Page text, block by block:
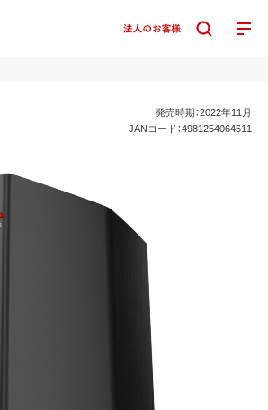
発売時期：2022年11月
JANコード：4981254064511